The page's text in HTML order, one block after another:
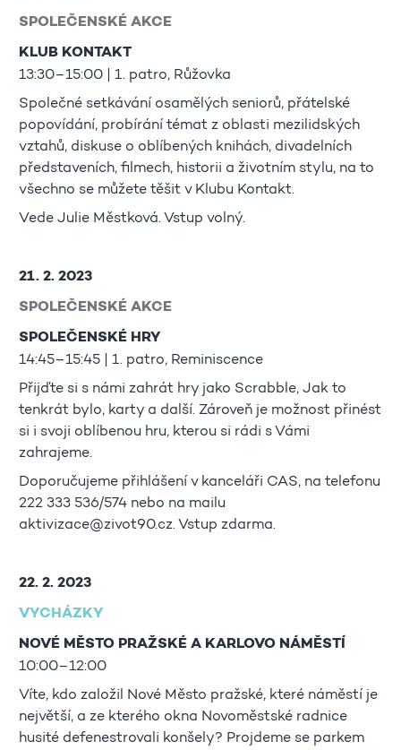
SPOLEČENSKÉ AKCE
KLUB KONTAKT
13:30–15:00 | 1. patro, Růžovka
Společné setkávání osamělých seniorů, přátelské
popovídání, probírání témat z oblasti mezilidských
vztahů, diskuse o oblíbených knihách, divadelních
představeních, filmech, historii a životním stylu, na to
všechno se můžete těšit v Klubu Kontakt.
Vede Julie Městková. Vstup volný.
21. 2. 2023
SPOLEČENSKÉ AKCE
SPOLEČENSKÉ HRY
14:45–15:45 | 1. patro, Reminiscence
Přijďte si s námi zahrát hry jako Scrabble, Jak to
tenkrát bylo, karty a další. Zároveň je možnost přinést
si i svoji oblíbenou hru, kterou si rádi s Vámi
zahrajeme.
Doporučujeme přihlášení v kanceláři CAS, na telefonu
222 333 536/574 nebo na mailu
aktivizace@zivot90.cz. Vstup zdarma.
22. 2. 2023
VYCHÁZKY
NOVÉ MĚSTO PRAŽSKÉ A KARLOVO NÁMĚSTÍ
10:00–12:00
Víte, kdo založil Nové Město pražské, které náměstí je
největší, a ze kterého okna Novoměstské radnice
husité defenestrovali konšely? Projdeme se parkem